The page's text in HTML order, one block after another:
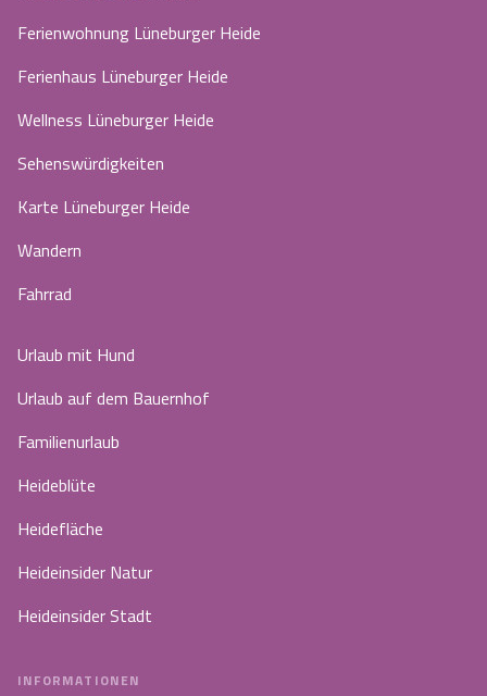
Ferienwohnung Lüneburger Heide
Ferienhaus Lüneburger Heide
Wellness Lüneburger Heide
Sehenswürdigkeiten
Karte Lüneburger Heide
Wandern
Fahrrad
Urlaub mit Hund
Urlaub auf dem Bauernhof
Familienurlaub
Heideblüte
Heidefläche
Heideinsider Natur
Heideinsider Stadt
INFORMATIONEN